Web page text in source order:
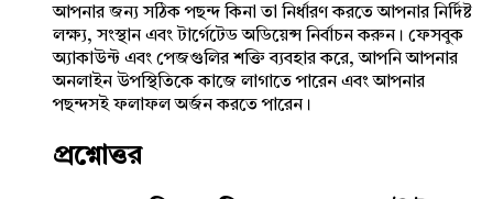
আপনার জন্য সঠিক পছন্দ কিনা তা নির্ধারণ করতে আপনার নির্দিষ্ট
লক্ষ্য, সংস্থান এবং টার্গেটেড অডিয়েন্স নির্বাচন করুন। ফেসবুক
অ্যাকাউন্ট এবং পেজগুলির শক্তি ব্যবহার করে, আপনি আপনার
অনলাইন উপস্থিতিকে কাজে লাগাতে পারেন এবং আপনার
পছন্দসই ফলাফল অর্জন করতে পারেন।
প্রশ্নোত্তর